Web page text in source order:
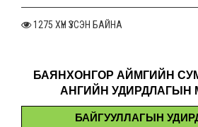
1275 ХҮН ҮЗСЭН БАЙНА
БАЯНХОНГОР АЙМГИЙН
АНГИЙН УДИРДЛАГЫН
БАЙГУУЛЛАГЫН